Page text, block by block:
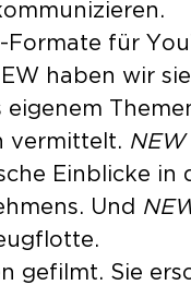
für
haben wir
vermittelt.
Einblicke in
Und
gefilmt. Sie